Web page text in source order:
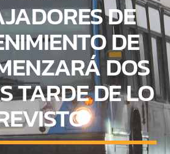
DE
DE
DOS
TARDE DE LO